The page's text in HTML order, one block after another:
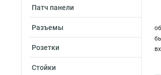
Патч панели
Разъемы
Розетки
Стойки